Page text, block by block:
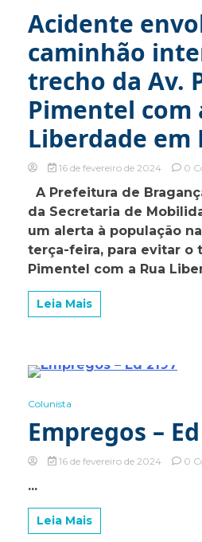
Acidente
caminhão
trecho da Av.
Pimentel com
Liberdade em
16 de fevereiro de 2024 0
A Prefeitura de
da Secretaria de
um alerta à população
terça-feira, para evitar o
Pimentel com a Rua
Leia Mais
Colunista
Empregos –
16 de fevereiro de 2024 0
...
Leia Mais